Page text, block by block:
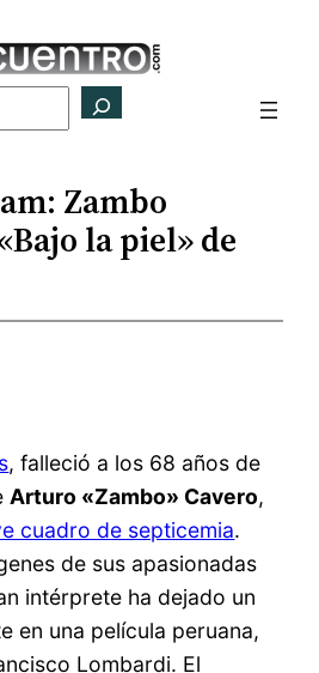
Zambo
la piel» de
, falleció a los 68 años de
Arturo «Zambo» Cavero,
cuadro de septicemia.
de sus apasionadas
intérprete ha dejado un
en una película peruana,
Lombardi. El